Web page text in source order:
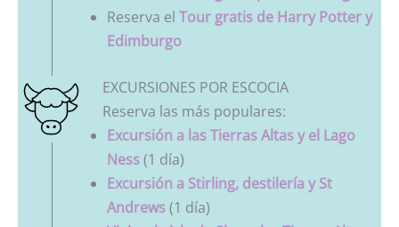
Reserva el Tour gratis de Harry Potter y
Edimburgo
EXCURSIONES POR ESCOCIA
Reserva las más populares:
Excursión a las Tierras Altas y el Lago
Ness(1 día)
Excursión a Stirling, destilería y St
Andrews(1 día)